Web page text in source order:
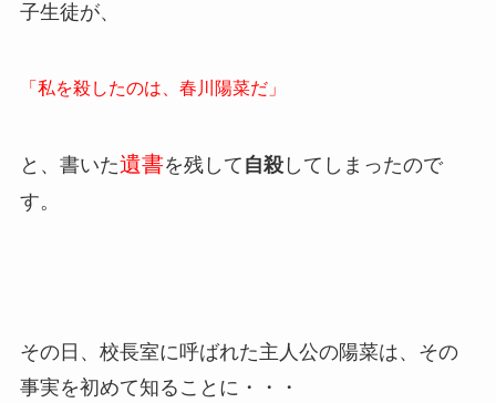
子生徒が、
「私を殺したのは、春川陽菜だ」
と、書いた遺書を残して 自殺してしまったので
す。
その日、校長室に呼ばれた主人公の陽菜は、その
事実を初めて知ることに・・・